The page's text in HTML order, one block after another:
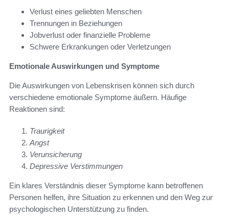
Verlust eines geliebten Menschen
Trennungen in Beziehungen
Jobverlust oder finanzielle Probleme
Schwere Erkrankungen oder Verletzungen
Emotionale Auswirkungen und Symptome
Die Auswirkungen von Lebenskrisen können sich durch
verschiedene emotionale Symptome äußern. Häufige
Reaktionen sind:
Traurigkeit
Angst
Verunsicherung
Depressive Verstimmungen
Ein klares Verständnis dieser Symptome kann betroffenen
Personen helfen, ihre Situation zu erkennen und den Weg zur
psychologischen Unterstützung zu finden.